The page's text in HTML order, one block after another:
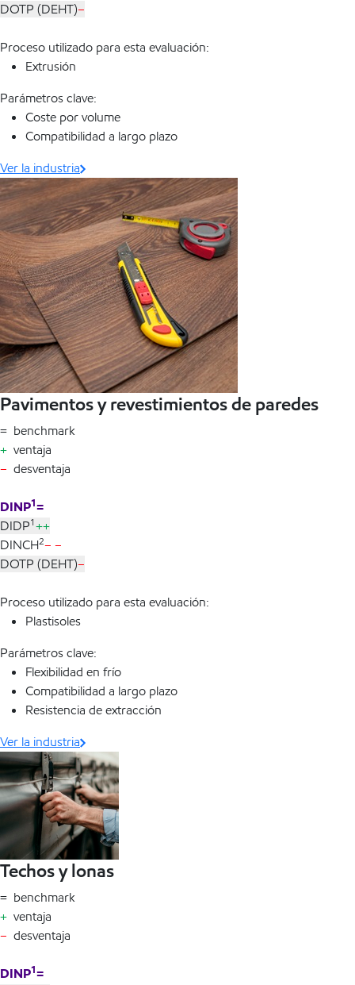
DOTP (DEHT)–
Proceso utilizado para esta evaluación:
Extrusión
Parámetros clave:
Coste por volume
Compatibilidad a largo plazo
Ver la industria
Pavimentos y revestimientos de paredes
= benchmark
+ ventaja
– desventaja
DINP1=
DIDP1++
DINCH2– –
DOTP (DEHT)–
Proceso utilizado para esta evaluación:
Plastisoles
Parámetros clave:
Flexibilidad en frío
Compatibilidad a largo plazo
Resistencia de extracción
Ver la industria
Techos y lonas
= benchmark
+ ventaja
– desventaja
DINP1=